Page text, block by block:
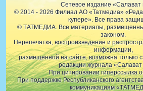
Сетевое издание «Салават
© 2014 - 2026 Филиал АО «Татмедиа»
купере». Все права
© ТАТМЕДИА. Все материалы,
законом.
Перепечатка, воспроизведение и
информации,
размещенной на сайте, возможна только с
редакции журнала «Салават
При цитировании гиперссылка
При поддержке Республиканского
коммуникациям